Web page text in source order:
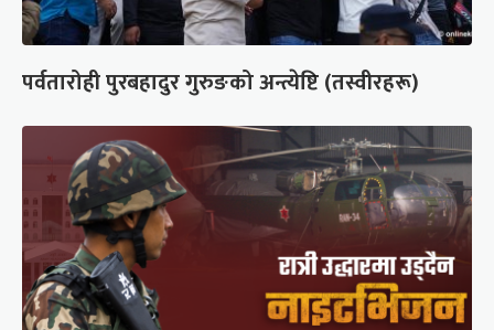
पर्वतारोही पुरबहादुर गुरुङको अन्त्येष्टि (तस्वीरहरू)